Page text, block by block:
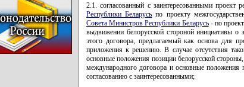
2.1. согласованный с заинтересованными проект
Республики Беларусь по проекту
Совета Министров Республики Беларусь- по
выдвижении белорусской стороной инициативы о
этого договора, предлагаемый как основа для
приложения к решению. В случае отсутствия
основные положения позиции белорусской
международного договора и основные положения
согласованию с заинтересованными;